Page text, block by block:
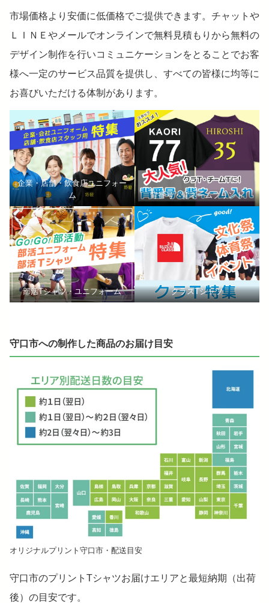
市場価格より安価に低価格でご提供できます。チャットや
ＬＩＮＥやメールでオンラインで無料見積もりから無料の
デザイン制作を行いコミュニケーションをとることでお客
様へ一定のサービス品質を提供し、すべての皆様に均等に
お喜びいただける体制があります。
企業・店舗・飲食店ユニフォー
ム
背番号・背ネームプリント
部活Tシャツ・ユニフォーム クラスTシャツ
守口市への制作した商品のお届け目安
オリジナルプリント守口市・配送目安
守口市のプリントTシャツお届けエリアと最短納期（出荷
後）の目安です。